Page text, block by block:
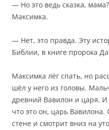
— Но это ведь сказка,
Максимка.
— Нет, это правда. Эту
Библии, в книге пророка
Максимка лёг спать, но
шёл у него из головы.
древний Вавилон и царя.
что это он, царь
стене и смотрит вниз на